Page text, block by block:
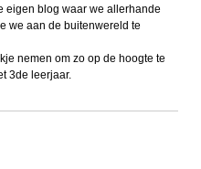
eigen blog waar we allerhande
we aan de buitenwereld te
nemen om zo op de hoogte te
3de leerjaar.